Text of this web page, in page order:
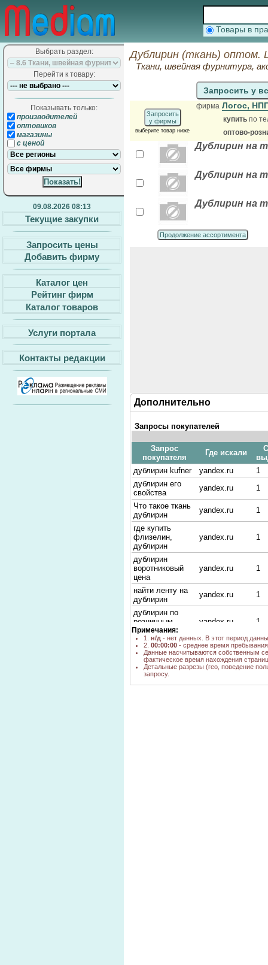
Товары в
Выбрать раздел:
Перейти к товару:
Показывать только:
производителей
оптовиков
магазины
с ценой
09.08.2026 08:13
Текущие закупки
Запросить цены
Добавить фирму
Каталог цен
Рейтинг фирм
Каталог товаров
Услуги портала
Контакты редакции
Дублирин (ткань) оптом.
Ткани, швейная фурнитура,
Запросить у
Запросить
у фирмы
выберите товар ниже
фирма Логос,
купить по
оптово-
Дублирин на
Дублирин на
Дублирин на
Продолжение ассортимента
Дополнительно
Запросы покупателей
Запрос
покупателя
Где искали
дублирин kufner
yandex.ru
1
дублирин его
свойства
yandex.ru
1
Что такое ткань
дублирин
yandex.ru
1
где купить
флизелин,
дублирин
yandex.ru 1
дублирин
воротниковый
цена
yandex.ru 1
найти ленту на
дублирин
yandex.ru
1
дублирин по
розничным
ценам
yandex.ru 1
xто такое
дублирин
nova.rambler.ru н/д
название
дублирина
yandex.ru
1
свойства
Примечания:
1. н/д - нет данных. В этот период
2. 00:00:00 - среднее время
Данные насчитываются собственным
фактическое время нахождения
Детальные разрезы (гео, поведение
запросу.